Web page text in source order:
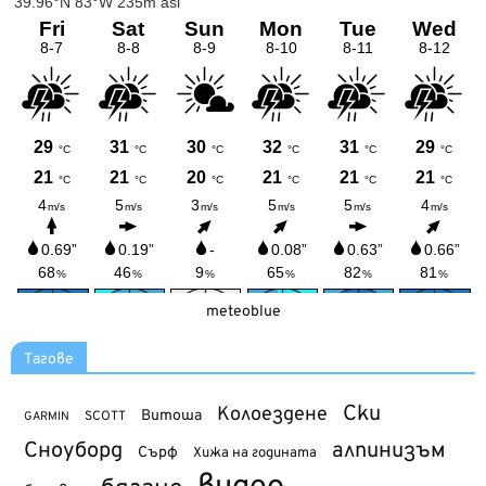
meteoblue
Тагове
GARMIN SCOTT Витоша Колоездене Ски
Сноуборд Сърф Хижа на годината алпинизъм